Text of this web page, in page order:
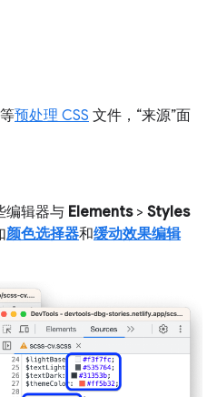
预处理 CSS 文件，“来源”面
编辑器与 Elements> Styles
颜色选择器和缓动效果编辑